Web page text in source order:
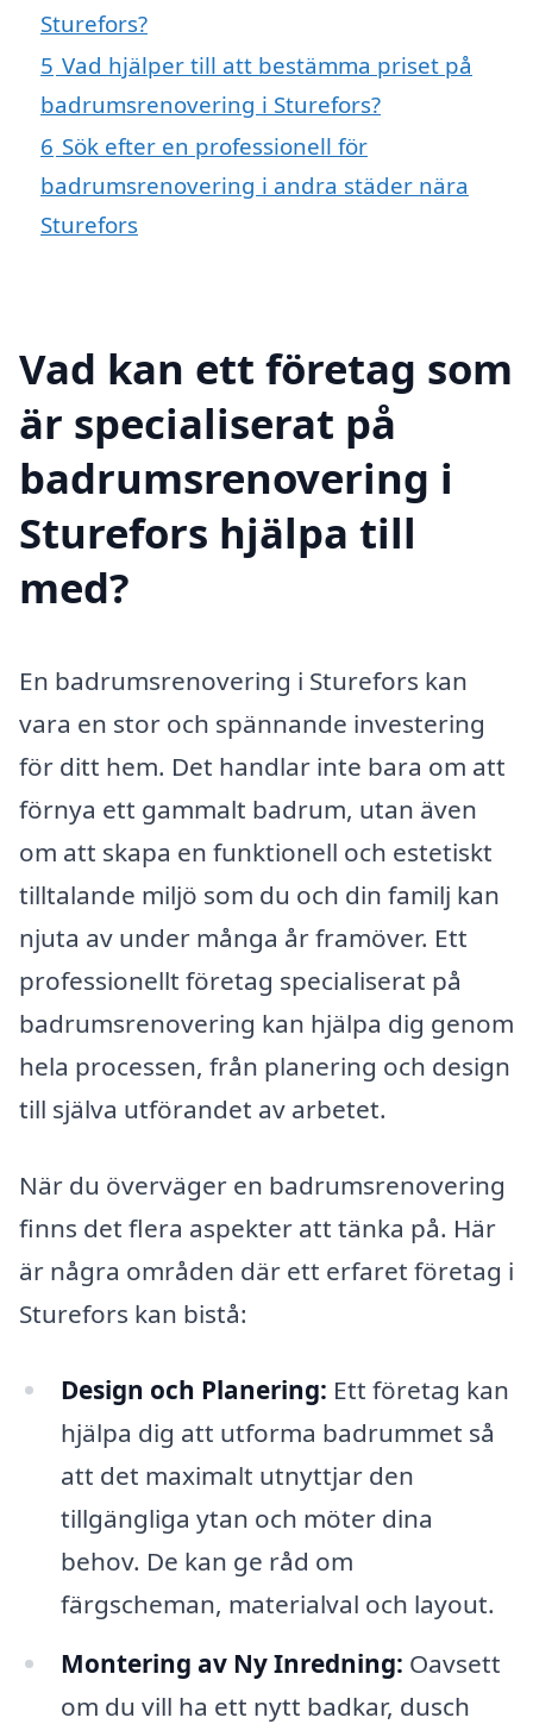
Sturefors?
5 Vad hjälper till att bestämma priset på
badrumsrenovering i Sturefors?
6 Sök efter en professionell för
badrumsrenovering i andra städer nära
Sturefors
Vad kan ett företag som
är specialiserat på
badrumsrenovering i
Sturefors hjälpa till
med?
En badrumsrenovering i Sturefors kan
vara en stor och spännande investering
för ditt hem. Det handlar inte bara om att
förnya ett gammalt badrum, utan även
om att skapa en funktionell och estetiskt
tilltalande miljö som du och din familj kan
njuta av under många år framöver. Ett
professionellt företag specialiserat på
badrumsrenovering kan hjälpa dig genom
hela processen, från planering och design
till själva utförandet av arbetet.
När du överväger en badrumsrenovering
finns det flera aspekter att tänka på. Här
är några områden där ett erfaret företag i
Sturefors kan bistå:
Design och Planering: Ett företag kan
hjälpa dig att utforma badrummet så
att det maximalt utnyttjar den
tillgängliga ytan och möter dina
behov. De kan ge råd om
färgscheman, materialval och layout.
Montering av Ny Inredning: Oavsett
om du vill ha ett nytt badkar, dusch